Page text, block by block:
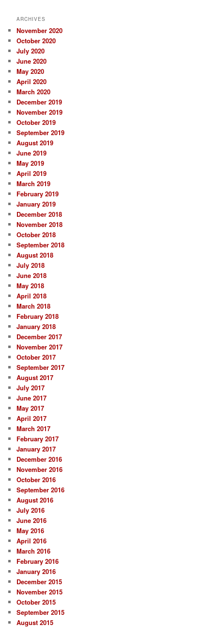
ARCHIVES
November 2020
October 2020
July 2020
June 2020
May 2020
April 2020
March 2020
December 2019
November 2019
October 2019
September 2019
August 2019
June 2019
May 2019
April 2019
March 2019
February 2019
January 2019
December 2018
November 2018
October 2018
September 2018
August 2018
July 2018
June 2018
May 2018
April 2018
March 2018
February 2018
January 2018
December 2017
November 2017
October 2017
September 2017
August 2017
July 2017
June 2017
May 2017
April 2017
March 2017
February 2017
January 2017
December 2016
November 2016
October 2016
September 2016
August 2016
July 2016
June 2016
May 2016
April 2016
March 2016
February 2016
January 2016
December 2015
November 2015
October 2015
September 2015
August 2015